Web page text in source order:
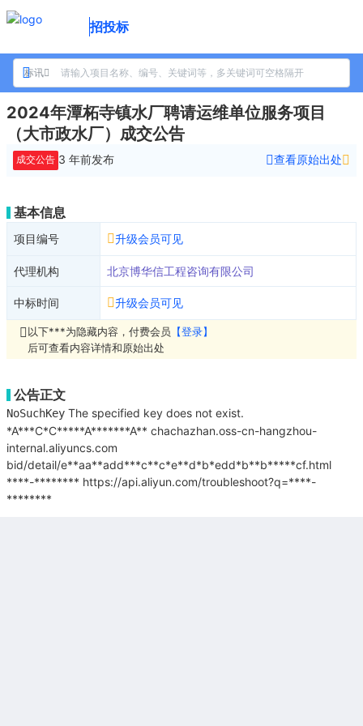
招投标
标讯
2024年潭柘寺镇水厂聘请运维单位服务项目
（大市政水厂）成交公告
成交公告 3 年前发布 查看原始出处
基本信息
项目编号 升级会员可见
代理机构 北京博华信工程咨询有限公司
中标时间 升级会员可见
以下***为隐藏内容，付费会员 【登录】
后可查看内容详情和原始出处
公告正文
NoSuchKey The specified key does not exist.
*A***C*C*****A*******A** chachazhan.oss-cn-hangzhou-
internal.aliyuncs.com
bid/detail/e**aa**add***c**c*e**d*b*edd*b**b*****cf.html
****-******** https://api.aliyun.com/troubleshoot?q=****-
********